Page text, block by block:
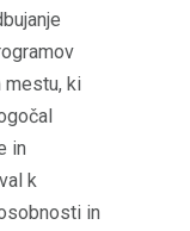
mestu, ki
in
k
in